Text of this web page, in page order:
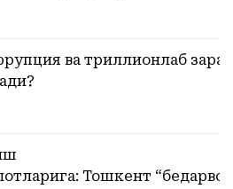
ва триллионлаб
Тошкент